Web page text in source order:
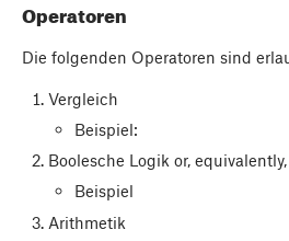
Operatoren
Die folgenden Operatoren sind
Vergleich
Beispiel:
Boolesche Logik or, equivalently,
Beispiel
Arithmetik